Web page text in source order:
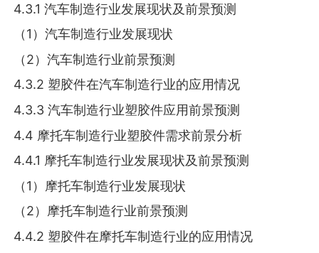
4.3.1 汽车制造行业发展现状及前景预测
（1）汽车制造行业发展现状
（2）汽车制造行业前景预测
4.3.2 塑胶件在汽车制造行业的应用情况
4.3.3 汽车制造行业塑胶件应用前景预测
4.4 摩托车制造行业塑胶件需求前景分析
4.4.1 摩托车制造行业发展现状及前景预测
（1）摩托车制造行业发展现状
（2）摩托车制造行业前景预测
4.4.2 塑胶件在摩托车制造行业的应用情况